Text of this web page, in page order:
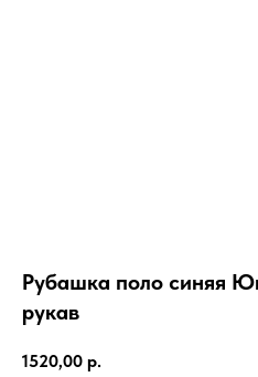
Рубашка поло синяя
рукав
1520,00 р.